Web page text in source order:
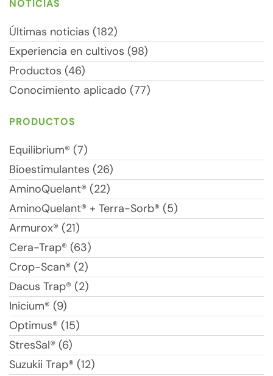
NOTICIAS
Últimas noticias (182)
Experiencia en cultivos (98)
Productos (46)
Conocimiento aplicado (77)
PRODUCTOS
Equilibrium® (7)
Bioestimulantes (26)
AminoQuelant® (22)
AminoQuelant® + Terra-Sorb® (5)
Armurox® (21)
Cera-Trap® (63)
Crop-Scan® (2)
Dacus Trap® (2)
Inicium® (9)
Optimus® (15)
StresSal® (6)
Suzukii Trap® (12)